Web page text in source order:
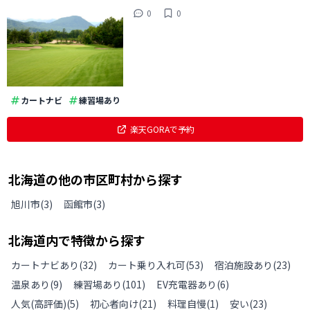
0 0
カートナビ 練習場あり
楽天GORAで予約
北海道の他の市区町村から探す
旭川市(3) 函館市(3)
北海道内で特徴から探す
カートナビあり (32) カート乗り入れ可(53) 宿泊施設あり (23)
温泉あり (9) 練習場あり (101) EV充電器あり (6)
人気(高評価)(5) 初心者向け(21) 料理自慢(1) 安い(23)